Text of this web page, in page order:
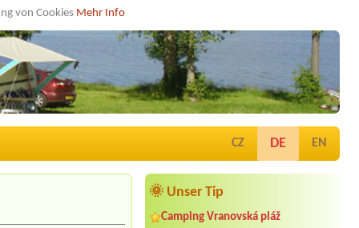
von Cookies Mehr Info
CZ DE EN
🌞 Unser Tip
Camping Vranovská pláž